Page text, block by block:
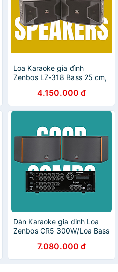
Loa Karaoke gia đình
Zenbos LZ-318 Bass 25 cm,
4.150.000 đ
Dàn Karaoke gia dinh Loa
Zenbos CR5 300W/Loa Bass
Amply Karaoke Bluetooth
Công Suất Lớn 500W
Zenbos Z2600, 8 Sò(Hàng
7.080.000 đ